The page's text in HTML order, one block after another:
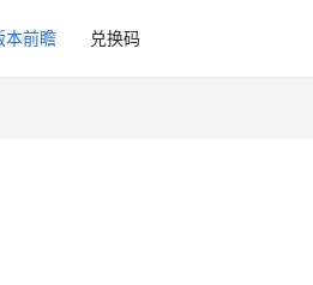
本前瞻 兑换码